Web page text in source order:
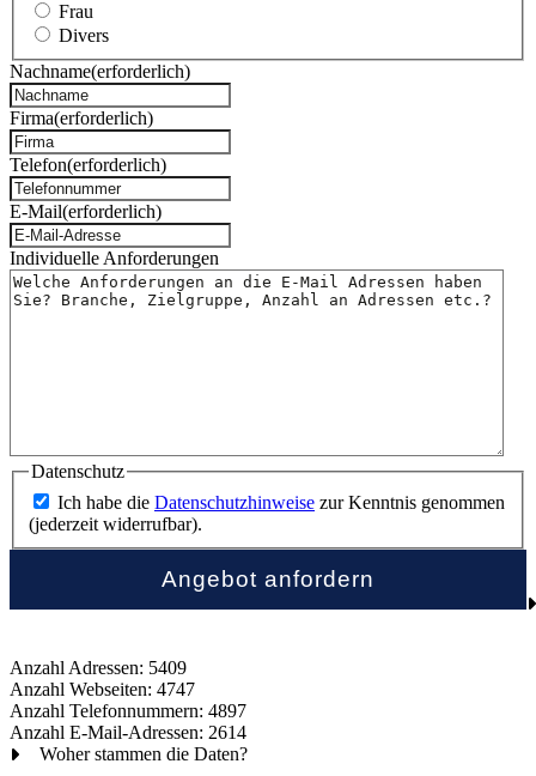
Frau
Divers
Nachname(erforderlich)
Firma(erforderlich)
Telefon(erforderlich)
E-Mail(erforderlich)
Individuelle Anforderungen
Datenschutz
Ich habe die Datenschutzhinweise zur Kenntnis genommen
(jederzeit widerrufbar).
Anzahl Adressen: 5409
Anzahl Webseiten: 4747
Anzahl Telefonnummern: 4897
Anzahl E-Mail-Adressen: 2614
Woher stammen die Daten?